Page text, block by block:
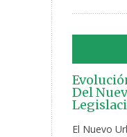
Del
El Nuevo